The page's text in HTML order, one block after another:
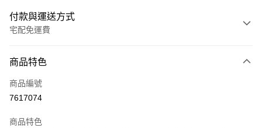
付款與運送方式
宅配免運費
信用卡一次付款
LINE Pay
商品特色
商品編號
7617074
商品特色